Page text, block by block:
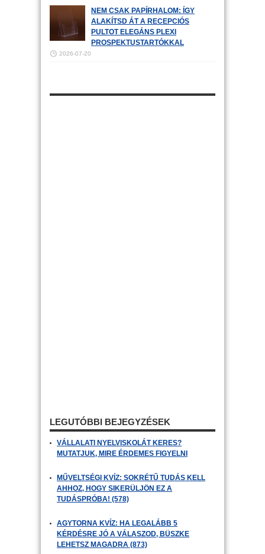
NEM CSAK PAPÍRHALOM: ÍGY
ALAKÍTSD ÁT A RECEPCIÓS
PULTOT ELEGÁNS PLEXI
PROSPEKTUSTARTÓKKAL
2026-07-20
LEGUTÓBBI BEJEGYZÉSEK
VÁLLALATI NYELVISKOLÁT KERES?
MUTATJUK, MIRE ÉRDEMES FIGYELNI
MŰVELTSÉGI KVÍZ: SOKRÉTŰ TUDÁS KELL
AHHOZ, HOGY SIKERÜLJÖN EZ A
TUDÁSPRÓBA! (578)
AGYTORNA KVÍZ: HA LEGALÁBB 5
KÉRDÉSRE JÓ A VÁLASZOD, BÜSZKE
LEHETSZ MAGADRA (873)